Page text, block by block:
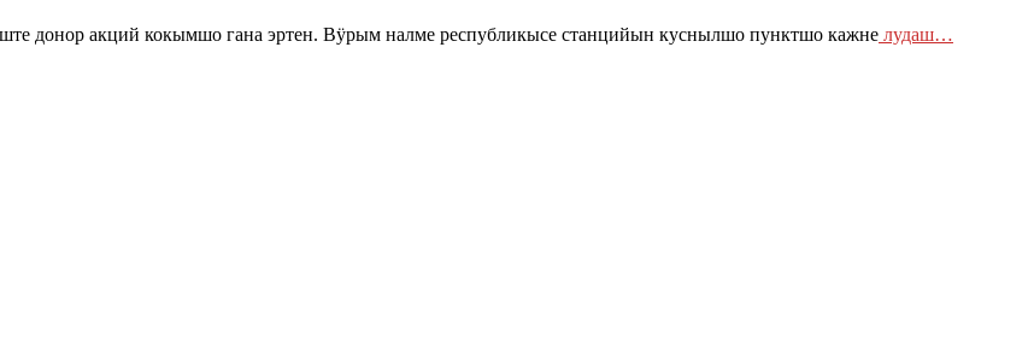
донор акций кокымшо гана эртен. Вӱрым налме республикысе станцийын куснылшо пунктшо кажне лудаш…